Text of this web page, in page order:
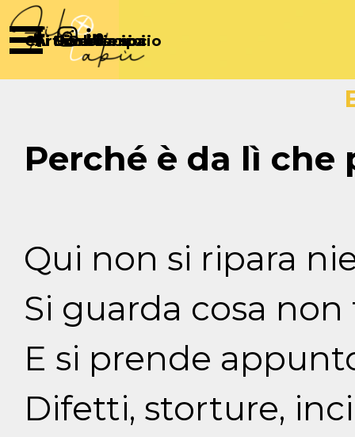
Vai ai contenuti
Salta menù
Chi Siamo
ArticoliPartecipa
Sostienici
Diventa socio
Perché è da lì che
Qui non si ripara
Si guarda cosa non
E si prende
Difetti, storture,